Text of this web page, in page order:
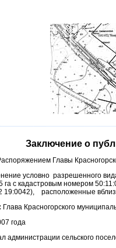
Заключение о
Главы
условно разрешенного
с кадастровым номером
19:0042), расположенные
Глава Красногорского
года
администрации сельского